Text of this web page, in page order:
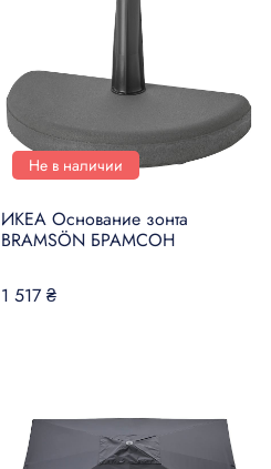
Не в наличии
ИКЕА Основание зонта
BRAMSÖN БРАМСОН
1 517 ₴